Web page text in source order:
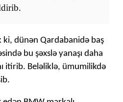
dünən Qardabanidə baş
bu şəxslə yanaşı daha
itirib. Beləliklə, ümumilikdə